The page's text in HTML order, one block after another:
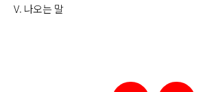
V. 나오는 말